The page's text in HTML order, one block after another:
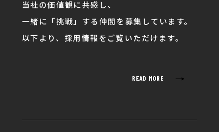
当社の価値観に共感し、
一緒に「挑戦」する仲間を募集しています。
以下より、採用情報をご覧いただけます。
READ MORE →